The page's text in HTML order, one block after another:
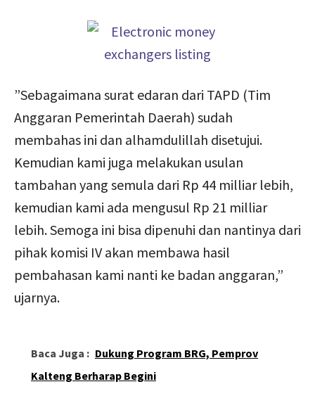
”Sebagaimana surat edaran dari TAPD (Tim
Anggaran Pemerintah Daerah) sudah
membahas ini dan alhamdulillah disetujui.
Kemudian kami juga melakukan usulan
tambahan yang semula dari Rp 44 milliar lebih,
kemudian kami ada mengusul Rp 21 milliar
lebih. Semoga ini bisa dipenuhi dan nantinya dari
pihak komisi IV akan membawa hasil
pembahasan kami nanti ke badan anggaran,”
ujarnya.
Baca Juga : Dukung Program BRG, Pemprov
Kalteng Berharap Begini